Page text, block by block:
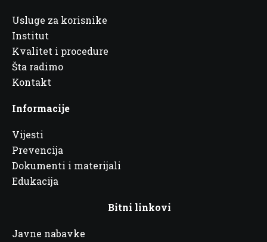
Usluge za korisnike
Institut
Kvalitet i procedure
Šta radimo
Kontakt
Informacije
Vijesti
Prevencija
Dokumenti i materijali
Edukacija
Bitni linkovi
Javne nabavke